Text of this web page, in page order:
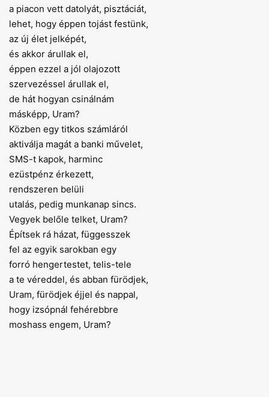
a piacon vett datolyát, pisztáciát,
lehet, hogy éppen tojást festünk,
az új élet jelképét,
és akkor árullak el,
éppen ezzel a jól olajozott
szervezéssel árullak el,
de hát hogyan csinálnám
másképp, Uram?
Közben egy titkos számláról
aktiválja magát a banki művelet,
SMS-t kapok, harminc
ezüstpénz érkezett,
rendszeren belüli
utalás, pedig munkanap sincs.
Vegyek belőle telket, Uram?
Építsek rá házat, függesszek
fel az egyik sarokban egy
forró hengertestet, telis-tele
a te véreddel, és abban fürödjek,
Uram, fürödjek éjjel és nappal,
hogy izsópnál fehérebbre
moshass engem, Uram?